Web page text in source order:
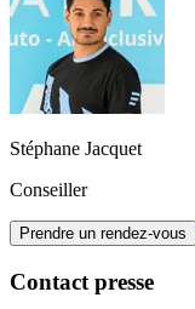
Stéphane Jacquet
Conseiller
Prendre un rendez-vous
Contact presse